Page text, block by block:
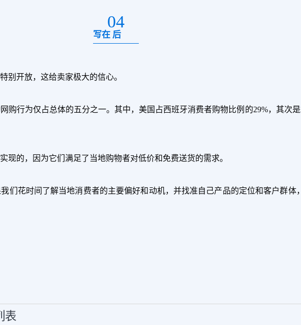
04
写在 后
别开放，这给卖家极大的信心。
购行为仅占总体的五分之一。其中，美国占西班牙消费者购物比例的29%，其次
现的，因为它们满足了当地购物者对低价和免费送货的需求。
们花时间了解当地消费者的主要偏好和动机，并找准自己产品的定位和客户群体
表